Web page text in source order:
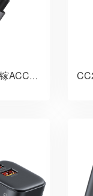
CC280 捷充系列 65W氮化镓ACC三口自带线快充充电器 英规